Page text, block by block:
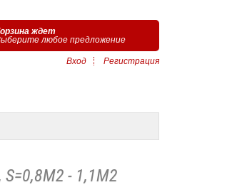
ждет
любое предложение
Вход Регистрация
S=0,8М2 - 1,1М2